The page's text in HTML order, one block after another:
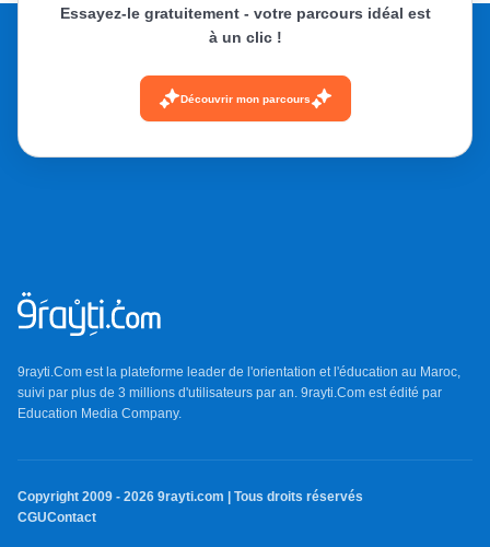
Essayez-le gratuitement - votre parcours idéal est
à un clic !
Découvrir mon parcours
9rayti.Com est la plateforme leader de l'orientation et l'éducation au Maroc,
suivi par plus de 3 millions d'utilisateurs par an. 9rayti.Com est édité par
Education Media Company.
Copyright 2009 - 2026 9rayti.com | Tous droits réservés
CGUContact